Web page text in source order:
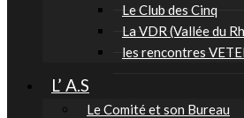
Le Club des Cinq
La VDR (Vallée du
les rencontres
L’ A.S
Le Comité et son Bureau